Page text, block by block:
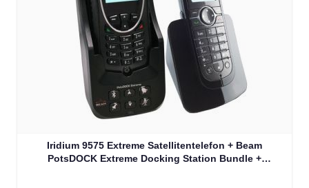
Iridium 9575 Extreme Satellitentelefon + Beam
PotsDOCK Extreme Docking Station Bundle +
The price depends on the options chosen on the product